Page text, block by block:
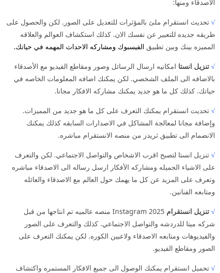
الاصدقاء ومنها:
√ تحديث انستقرام ملئ بالمؤثرات للتعديل على الصور. لكن والحصول على
طريقه جديده للتعبير عن نفسك الان. كذلك استكشاف العوالم والعلاقه
المميزه بينك وبين تطبيق الفيسبوك ومشاركه الاحداث المهمه في حياتك.
√ تنزيل انستا امكانيه ارسال الرسائل وصور ومقاطع الفيديو مع الأصدقاء
بالاضافه الى الملف الشخصي. لكن يمكنك اضافه المعلومات الخاصه في
حياتك. كذلك كل ما هو جديد يمكنك مشاركه الافكار مجانا.
√ تحديث انستقرام يمكنك التعرف على كل ما هو جديد من المميزات.
وإضافة مجانا لمعالجة المشاكل في الاصدارات السابقه كذلك يمكنك
الانضمام الى تطبيق ثريدز من منصه الانستقرام مباشره.
√ تنزيل انستا لتصبح اقرب الاشخاص والتواصل الاجتماعي. لكن والتعرف
على الاشياء الجميله ومشاركه الأفكار ارسل رساله الى الاصدقاء مباشره
وتعرف على المزيد عن كل ما يهمك حول العالم مع الاصدقاء والعائله
ومتابعه الفنانين.
√ تنزيل انستقرام
2025 Instagram منصه عالميه تم انتاجها من قبل
شركه ميتا للدردشه والتواصل الاجتماعي. كذلك والتعرف على الصور
والفيديوهات ومتابعه الاصدقاء ولاعبين الكوره. لكن يمكنك التعرف على
الصور ومقاطع الفيديو.
√ تحميل انستقرام يمكنك الوصول الى جميع الافكار المستمره واكتشاف